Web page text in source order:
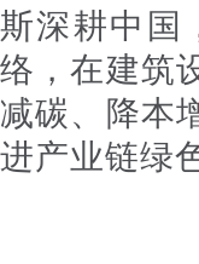
斯深耕中国
络，在建筑
减碳、降本
进产业链绿